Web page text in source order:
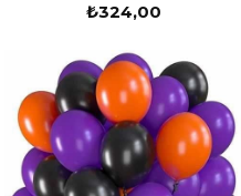
₺324,00